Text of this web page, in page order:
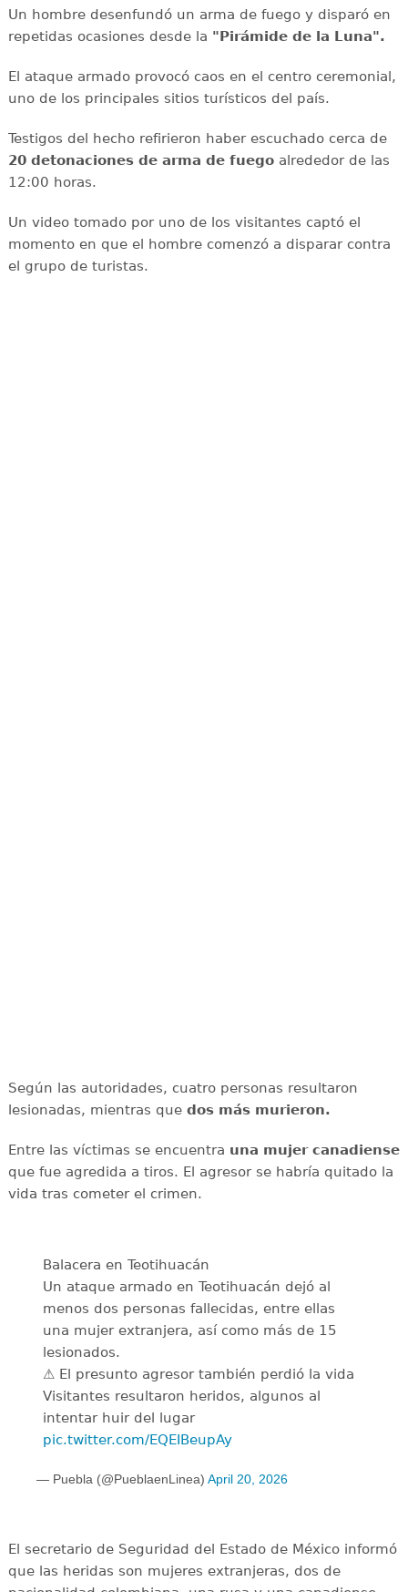
Un hombre desenfundó un arma de fuego y disparó en
repetidas ocasiones desde la "Pirámide de la Luna".
El ataque armado provocó caos en el centro ceremonial,
uno de los principales sitios turísticos del país.
Testigos del hecho refirieron haber escuchado cerca de
20 detonaciones de arma de fuegoalrededor de las
12:00 horas.
Un video tomado por uno de los visitantes captó el
momento en que el hombre comenzó a disparar contra
el grupo de turistas.
Según las autoridades, cuatro personas resultaron
lesionadas, mientras quedos más murieron.
Entre las víctimas se encuentra una mujer canadiense
que fue agredida a tiros. El agresor se habría quitado la
vida tras cometer el crimen.
Balacera en Teotihuacán
Un ataque armado en Teotihuacán dejó al
menos dos personas fallecidas, entre ellas
una mujer extranjera, así como más de 15
lesionados.
⚠️ El presunto agresor también perdió la vida
Visitantes resultaron heridos, algunos al
intentar huir del lugar
pic.twitter.com/EQEIBeupAy
— Puebla (@PueblaenLinea) April 20, 2026
El secretario de Seguridad del Estado de México informó
que las heridas son mujeres extranjeras, dos de